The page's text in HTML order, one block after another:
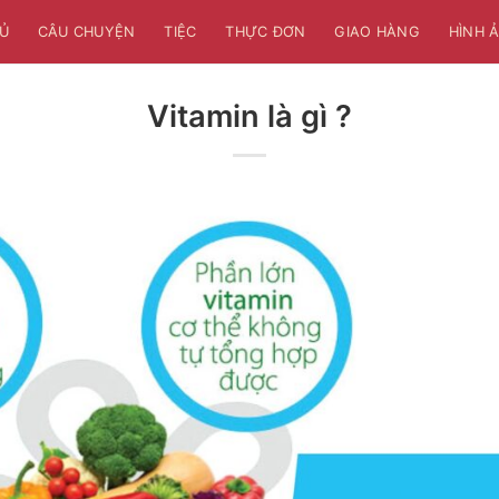
CÂU CHUYỆN TIỆC THỰC ĐƠN GIAO HÀNG HÌNH
Vitamin là gì ?